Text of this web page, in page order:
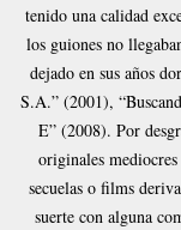
tenido una calidad
los guiones no
dejado en sus años
S.A.” (2001),
E” (2008). Por
originales
secuelas o films
suerte con alguna